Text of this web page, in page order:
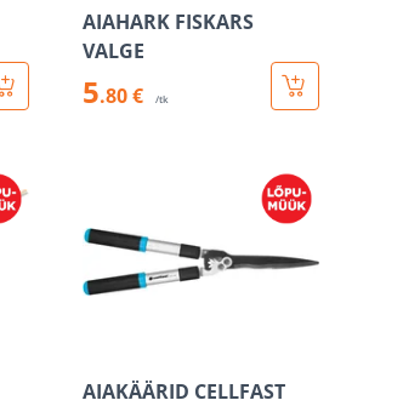
AIAHARK FISKARS
VALGE
5.80 € /tk
AIAKÄÄRID CELLFAST